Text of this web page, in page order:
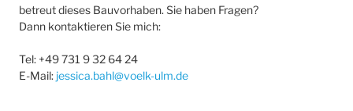
betreut dieses Bauvorhaben. Sie haben Fragen?
Dann kontaktieren Sie mich:
Tel: +49 731 9 32 64 24
E-Mail: jessica.bahl@voelk-ulm.de